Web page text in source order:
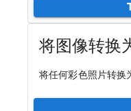
将图像转换
将任何彩色照片转换